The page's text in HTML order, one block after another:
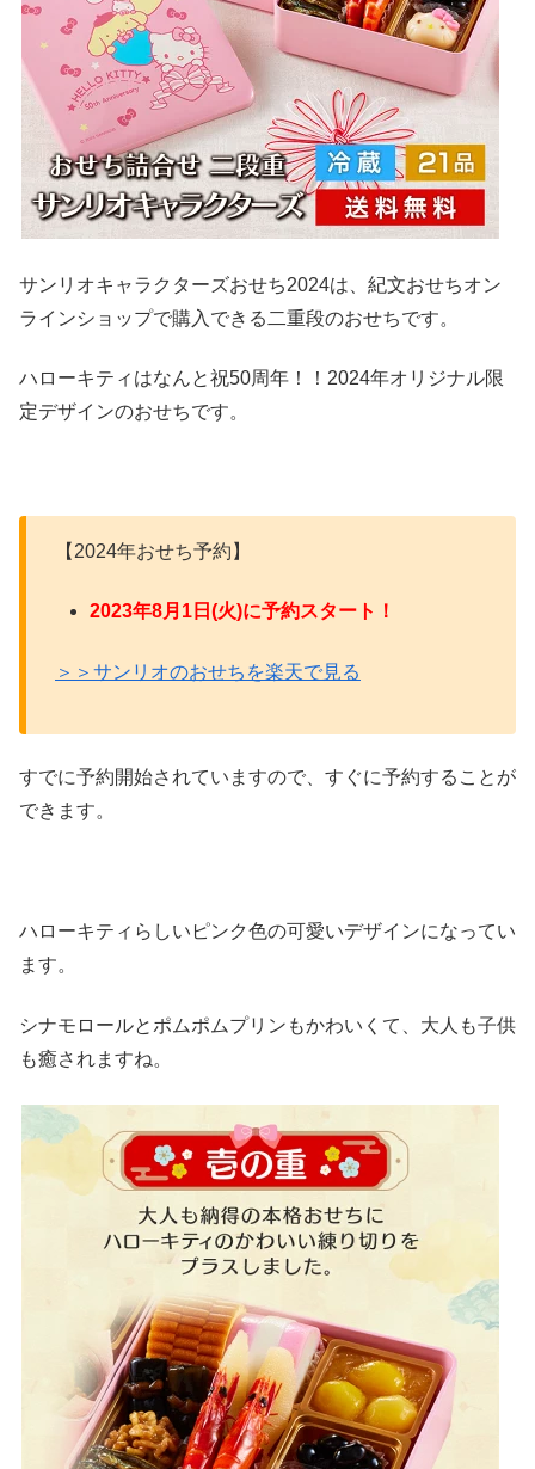
サンリオキャラクターズおせち2024は、紀文おせちオン
ラインショップで購入できる二重段のおせちです。
ハローキティはなんと祝50周年！！2024年オリジナル限
定デザインのおせちです。
【2024年おせち予約】
2023年8月1日(火)に予約スタート！
＞＞サンリオのおせちを楽天で見る
すでに予約開始されていますので、すぐに予約することが
できます。
ハローキティらしいピンク色の可愛いデザインになってい
ます。
シナモロールとポムポムプリンもかわいくて、大人も子供
も癒されますね。